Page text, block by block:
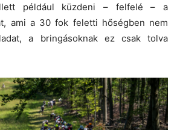
például küzdeni – felfelé – a
ami a 30 fok feletti hőségben nem
a bringásoknak ez csak tolva